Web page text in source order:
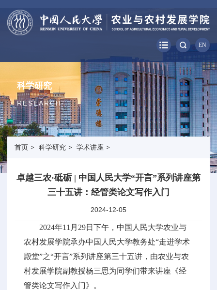
EN
科学研究
RESEARCH
首页 > 科学研究 > 学术讲座 >
卓越三农·砥砺 | 中国人民大学“开言”系列讲座第
三十五讲：经管类论文写作入门
2024-12-05
2024年11月29日下午，中国人民大学农业与
农村发展学院承办中国人民大学教务处“走进学术
殿堂”之“开言”系列讲座第三十五讲，由农业与农
村发展学院副教授杨三思为同学们带来讲座《经
管类论文写作入门》。